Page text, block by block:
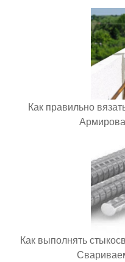
Как правильно
Как выполнять